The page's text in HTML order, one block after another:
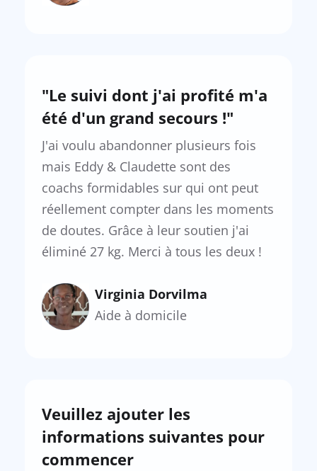
"Le suivi dont j'ai profité m'a
été d'un grand secours !"
J'ai voulu abandonner plusieurs fois
mais Eddy & Claudette sont des
coachs formidables sur qui ont peut
réellement compter dans les moments
de doutes. Grâce à leur soutien j'ai
éliminé 27 kg. Merci à tous les deux !
Virginia Dorvilma
Aide à domicile
Veuillez ajouter les
informations suivantes pour
commencer